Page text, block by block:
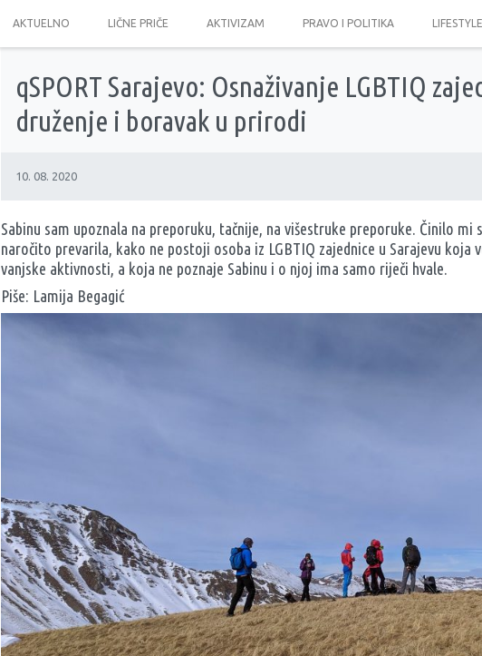
AKTUELNO LIČNE PRIČE AKTIVIZAM PRAVO I POLITIKA LIFESTYLE
qSPORT Sarajevo: Osnaživanje LGBTIQ
druženje i boravak u prirodi
10. 08. 2020
Sabinu sam upoznala na preporuku, tačnije, na višestruke preporuke. Činilo mi
naročito prevarila, kako ne postoji osoba iz LGBTIQ zajednice u Sarajevu koja
vanjske aktivnosti, a koja ne poznaje Sabinu i o njoj ima samo riječi hvale.
Piše: Lamija Begagić